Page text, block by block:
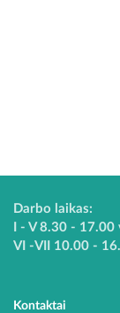
Darbo laikas:
I - V 8.30 - 17.00
VI -VII 10.00 -
Kontaktai